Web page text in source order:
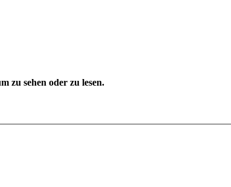
zu sehen oder zu lesen.